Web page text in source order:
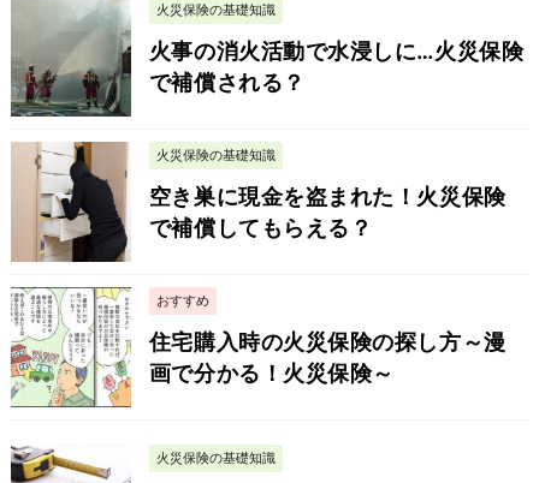
火災保険の基礎知識
火事の消火活動で水浸しに…火災保険
で補償される？
火災保険の基礎知識
空き巣に現金を盗まれた！火災保険
で補償してもらえる？
おすすめ
住宅購入時の火災保険の探し方～漫
画で分かる！火災保険～
火災保険の基礎知識